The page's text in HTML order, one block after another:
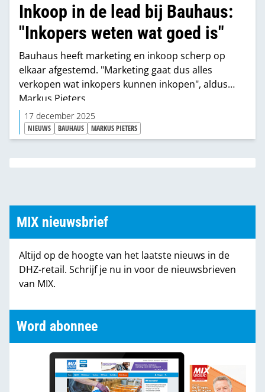
Inkoop in de lead bij Bauhaus:
"Inkopers weten wat goed is"
Bauhaus heeft marketing en inkoop scherp op
elkaar afgestemd. "Marketing gaat dus alles
verkopen wat inkopers kunnen inkopen", aldus
Markus Pieters.
17 december 2025
NIEUWS BAUHAUS MARKUS PIETERS
MIX nieuwsbrief
Altijd op de hoogte van het laatste nieuws in de
DHZ-retail. Schrijf je nu in voor de nieuwsbrieven
van MIX.
Word abonnee